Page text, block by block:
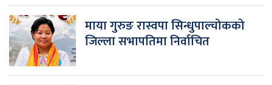
माया गुरुङ रास्वपा सिन्धुपाल्चोकको
जिल्ला सभापतिमा निर्वाचित